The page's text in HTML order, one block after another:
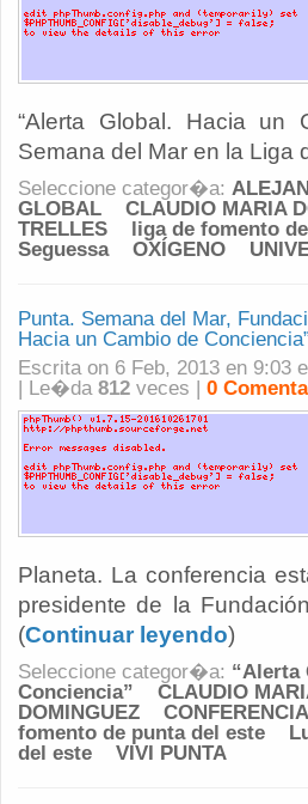
“Alerta Global. Hacia un
Semana del Mar en la Liga
Seleccione categor�a:
GLOBAL
CLAUDIO MARIA
TRELLES
liga de fomento
Seguessa
OXÍGENO
Punta. Semana del Mar,
Hacia un Cambio de Conciencia”
Escrita on 6 Feb, 2013 en 9:03
| Le�da 812 veces | 0
Planeta. La conferencia
presidente de la
(Continuar leyendo)
Seleccione categor�a: “Alerta
Conciencia”
CLAUDIO
DOMINGUEZ
CONFERENCIA
fomento de punta del este
del este
VIVI PUNTA